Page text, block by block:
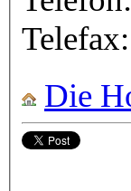
Telefax:
Die